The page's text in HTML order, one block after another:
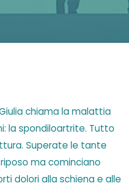
Giulia chiama la malattia
la spondiloartrite. Tutto
Superate le tante
ma cominciano
dolori alla schiena e alle